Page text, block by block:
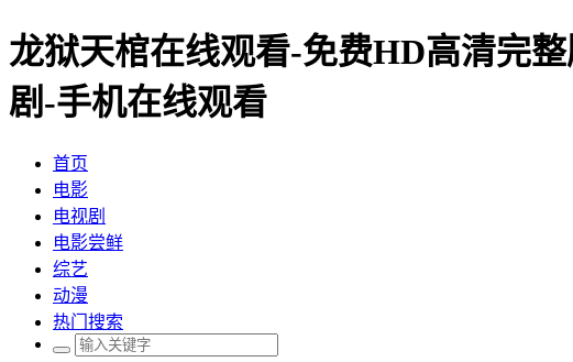
龙狱天棺在线观看-免费HD高清完
剧-手机在线观看
首页
电影
电视剧
电影尝鲜
综艺
动漫
热门搜索